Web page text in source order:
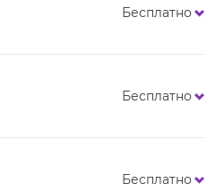
Бесплатно
Бесплатно
Бесплатно